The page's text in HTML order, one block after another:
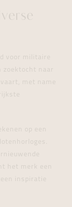
voor militaire
zoektocht naar
met name
op een
het merk een
inspiratie